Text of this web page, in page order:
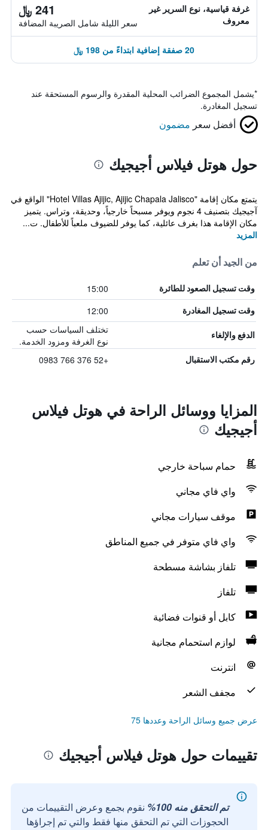
غرفة قياسية، نوع السرير غير
معروف
241 ﷼
سعر الليلة شامل الصريبة المضافة
20 صفقة إضافية ابتداءً من 198 ﷼
*يشمل المجموع الضرائب المحلية المقدرة والرسوم المستحقة عند
تسجيل المغادرة.
أفضل سعر مضمون
حول هوتل فيلاس أجيجيك
يتمتع مكان إقامة "Hotel Villas Ajijic, Ajijic Chapala Jalisco" الواقع في
آجيجيك بتصنيف 4 نجوم ويوفر مسبحاً خارجياً، وحديقة، وتراس. يتميز
مكان الإقامة هذا بغرف عائلية، كما يوفر للضيوف ملعباً للأطفال. ت...
المزيد
من الجيد أن تعلم
وقت تسجيل الصعود للطائرة 15:00
وقت تسجيل المغادرة 12:00
الدفع والإلغاء
تختلف السياسات حسب
نوع الغرفة ومزود الخدمة.
رقم مكتب الاستقبال +52 376 766 0983
المزايا ووسائل الراحة في هوتل فيلاس
أجيجيك
حمام سباحة خارجي
واي فاي مجاني
موقف سيارات مجاني
واي فاي متوفر في جميع المناطق
تلفاز بشاشة مسطحة
تلفاز
كابل أو قنوات فضائية
لوازم استحمام مجانية
انترنت
مجفف الشعر
عرض جميع وسائل الراحة وعددها 75
تقييمات حول هوتل فيلاس أجيجيك
تم التحقق منه 100%
نقوم بجمع وعرض التقييمات من
الحجوزات التي تم التحقق منها فقط والتي تم إجراؤها